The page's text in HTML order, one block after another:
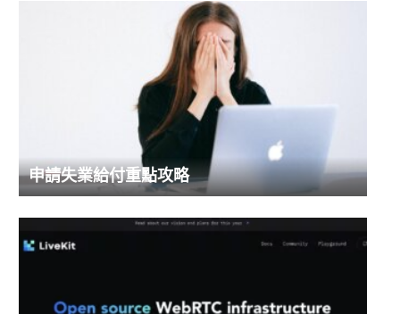
申請失業給付重點攻略